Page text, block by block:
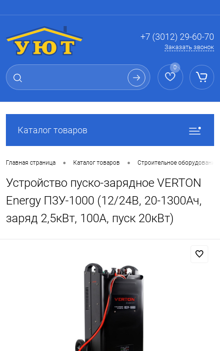
+7 (3012) 29-60-70
Заказать звонок
0
Каталог товаров
Главная страница • Каталог товаров • Строительное оборудование
Устройство пуско-зарядное VERTON
Energy П3У-1000 (12/24В, 20-1300Ач,
заряд 2,5кВт, 100А, пуск 20кВт)